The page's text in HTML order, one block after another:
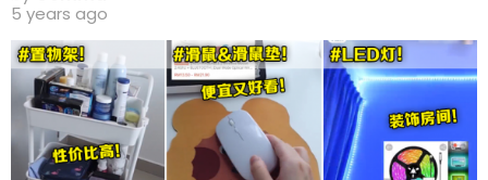
5 years ago